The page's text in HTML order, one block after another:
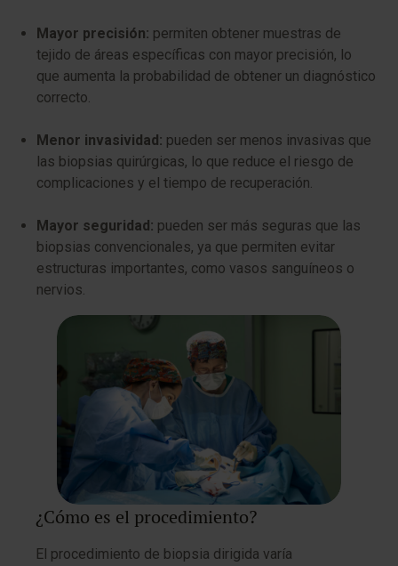
Mayor precisión: permiten obtener muestras de
tejido de áreas específicas con mayor precisión, lo
que aumenta la probabilidad de obtener un diagnóstico
correcto.
Menor invasividad: pueden ser menos invasivas que
las biopsias quirúrgicas, lo que reduce el riesgo de
complicaciones y el tiempo de recuperación.
Mayor seguridad: pueden ser más seguras que las
biopsias convencionales, ya que permiten evitar
estructuras importantes, como vasos sanguíneos o
nervios.
¿Cómo es el procedimiento?
El procedimiento de biopsia dirigida varía